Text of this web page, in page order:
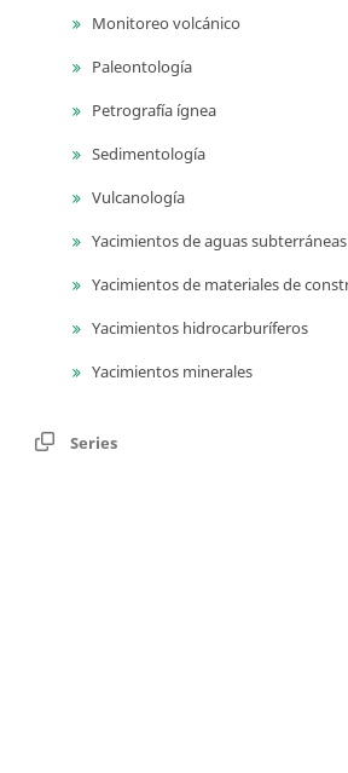
Monitoreo volcánico
Paleontología
Petrografía ígnea
Sedimentología
Vulcanología
Yacimientos de aguas subterráneas
Yacimientos de materiales de
Yacimientos hidrocarburíferos
Yacimientos minerales
Series